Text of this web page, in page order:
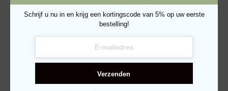
Schrijf u nu in en krijg een kortingscode van 5% op uw eerste
bestelling!
Verzenden